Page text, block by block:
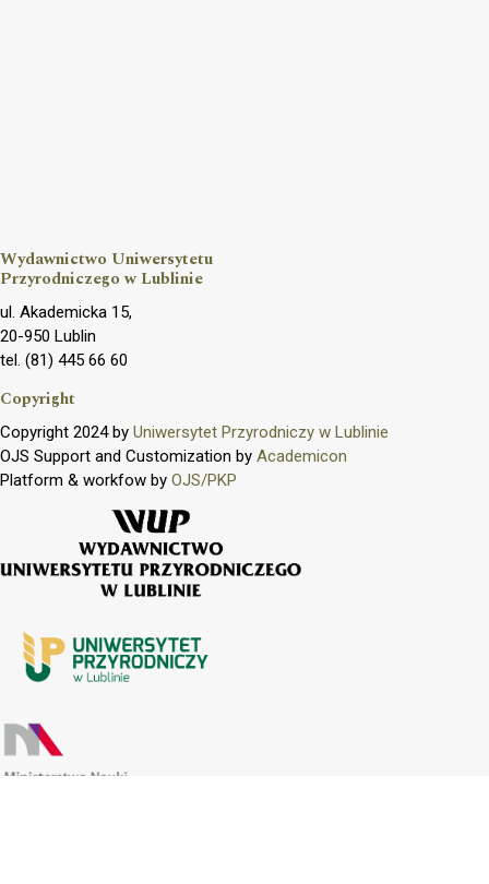
Wydawnictwo Uniwersytetu
Przyrodniczego w Lublinie
ul. Akademicka 15,
20-950 Lublin
tel. (81) 445 66 60
Copyright
Copyright 2024 by Uniwersytet Przyrodniczy w Lublinie
OJS Support and Customization by Academicon
Platform & workfow by OJS/PKP